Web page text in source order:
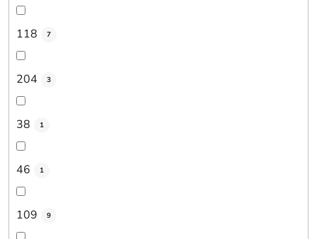
118 7
204 3
38 1
46 1
109 9